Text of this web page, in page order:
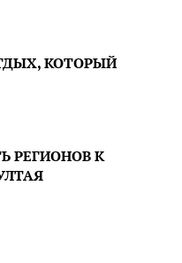
КОТОРЫЙ
РЕГИОНОВ К